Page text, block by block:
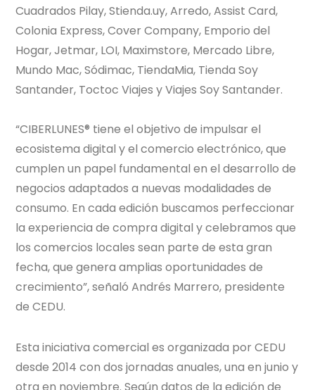
Cuadrados Pilay, Stienda.uy, Arredo, Assist Card,
Colonia Express, Cover Company, Emporio del
Hogar, Jetmar, LOI, Maximstore, Mercado Libre,
Mundo Mac, Sódimac, TiendaMia, Tienda Soy
Santander, Toctoc Viajes y Viajes Soy Santander.
“CIBERLUNES® tiene el objetivo de impulsar el
ecosistema digital y el comercio electrónico, que
cumplen un papel fundamental en el desarrollo de
negocios adaptados a nuevas modalidades de
consumo. En cada edición buscamos perfeccionar
la experiencia de compra digital y celebramos que
los comercios locales sean parte de esta gran
fecha, que genera amplias oportunidades de
crecimiento”, señaló Andrés Marrero, presidente
de CEDU.
Esta iniciativa comercial es organizada por CEDU
desde 2014 con dos jornadas anuales, una en junio y
otra en noviembre. Según datos de la edición de